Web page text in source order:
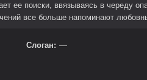
ее поиски, ввязываясь в череду
все больше напоминают
Слоган: —